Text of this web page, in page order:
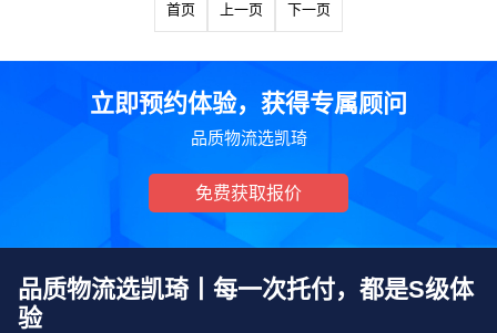
首页 上一页 下一页
立即预约体验，获得专属顾问
品质物流选凯琦
免费获取报价
品质物流选凯琦丨每一次托付，都是S级体
验